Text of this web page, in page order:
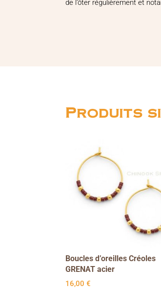
de l’ôter régulièrement et
Produits
Boucles d’oreilles Créoles
GRENAT acier
16,00€